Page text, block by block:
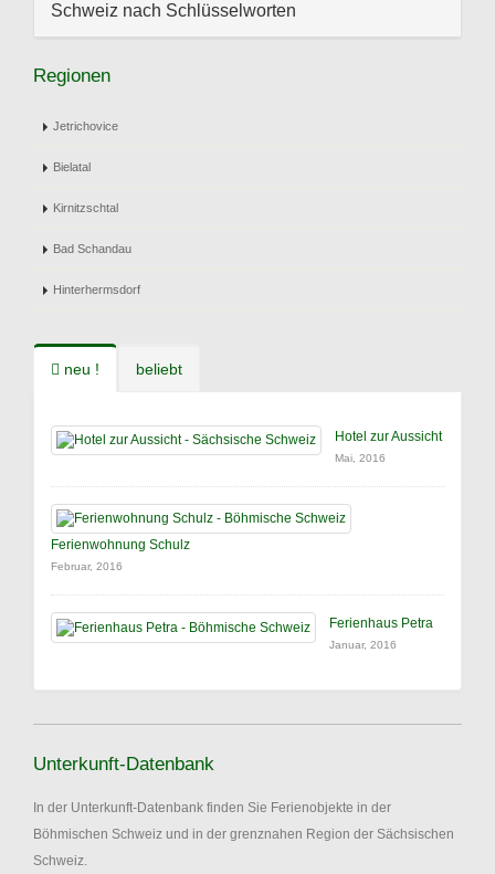
Schweiz nach Schlüsselworten
Regionen
Jetrichovice
Bielatal
Kirnitzschtal
Bad Schandau
Hinterhermsdorf
neu ! beliebt
Hotel zur Aussicht
Mai, 2016
Ferienwohnung Schulz
Februar, 2016
Ferienhaus Petra
Januar, 2016
Unterkunft-Datenbank
In der Unterkunft-Datenbank finden Sie Ferienobjekte in der
Böhmischen Schweiz und in der grenznahen Region der Sächsischen
Schweiz.